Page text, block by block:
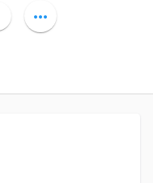
more_horiz